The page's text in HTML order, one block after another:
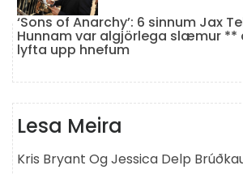
‘Sons of Anarchy’: 6 sinnum Jax
Hunnam var algjörlega slæmur **
lyfta upp hnefum
Lesa Meira
Kris Bryant Og Jessica Delp